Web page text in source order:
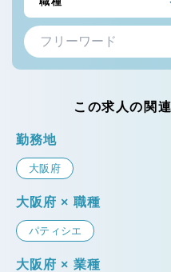
この求人の関
勤務地
大阪府
大阪府 × 職種
パティシエ
大阪府 × 業種